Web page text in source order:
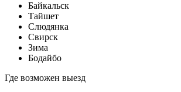
Байкальск
Тайшет
Слюдянка
Свирск
Зима
Бодайбо
Где возможен выезд